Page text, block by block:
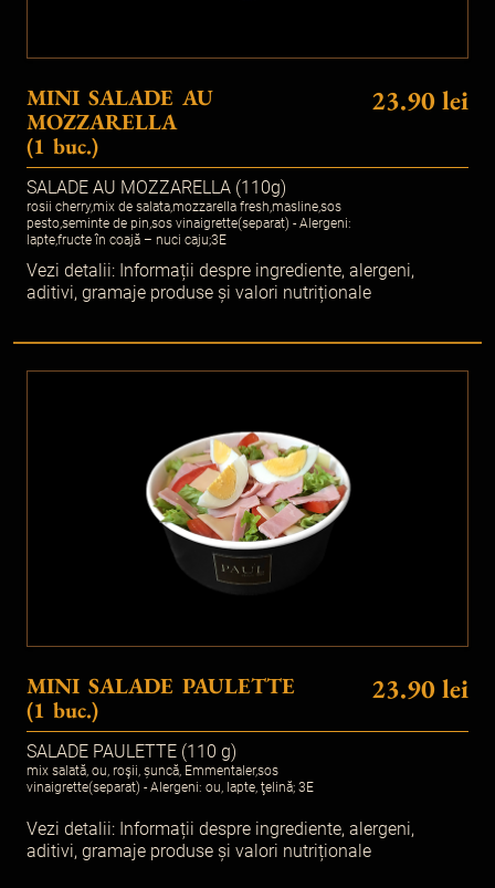
23.90 lei
MINI SALADE AU
MOZZARELLA
(1 buc.)
SALADE AU MOZZARELLA (110g)
rosii cherry,mix de salata,mozzarella fresh,masline,sos
pesto,seminte de pin,sos vinaigrette(separat) - Alergeni:
lapte,fructe în coajă – nuci caju;3E
Vezi detalii: Informații despre ingrediente, alergeni,
aditivi, gramaje produse și valori nutriționale
23.90 lei
MINI SALADE PAULETTE
(1 buc.)
SALADE PAULETTE (110 g)
mix salată, ou, roşii, șuncă, Emmentaler,sos
vinaigrette(separat) - Alergeni: ou, lapte, ţelină; 3E
Vezi detalii: Informații despre ingrediente, alergeni,
aditivi, gramaje produse și valori nutriționale